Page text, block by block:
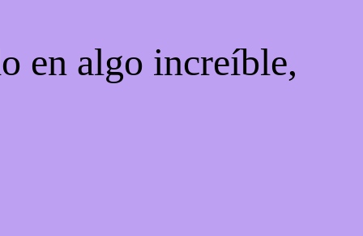
en algo increíble,